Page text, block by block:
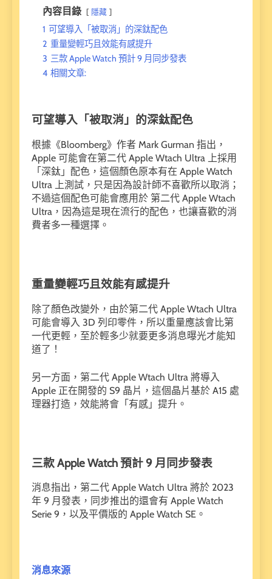
內容目錄 隱藏
1 可望導入「被取消」的深鈦配色
2 重量變輕巧且效能有感提升
3 三款 Apple Watch 預計 9 月同步發表
4 相關文章:
可望導入「被取消」的深鈦配色
根據《Bloomberg》作者 Mark Gurman 指出，
Apple 可能會在第二代 Apple Wtach Ultra 上採用
「深鈦」配色，這個顏色原本有在 Apple Watch
Ultra 上測試，只是因為設計師不喜歡所以取消；
不過這個配色可能會應用於 第二代 Apple Wtach
Ultra，因為這是現在流行的配色，也讓喜歡的消
費者多一種選擇。
重量變輕巧且效能有感提升
除了顏色改變外，由於第二代 Apple Wtach Ultra
可能會導入 3D 列印零件，所以重量應該會比第
一代更輕，至於輕多少就要更多消息曝光才能知
道了！
另一方面，第二代 Apple Wtach Ultra 將導入
Apple 正在開發的 S9 晶片，這個晶片基於 A15 處
理器打造，效能將會「有感」提升。
三款 Apple Watch 預計 9 月同步發表
消息指出，第二代 Apple Watch Ultra 將於 2023
年 9 月發表，同步推出的還會有 Apple Watch
Serie 9，以及平價版的 Apple Watch SE。
消息來源